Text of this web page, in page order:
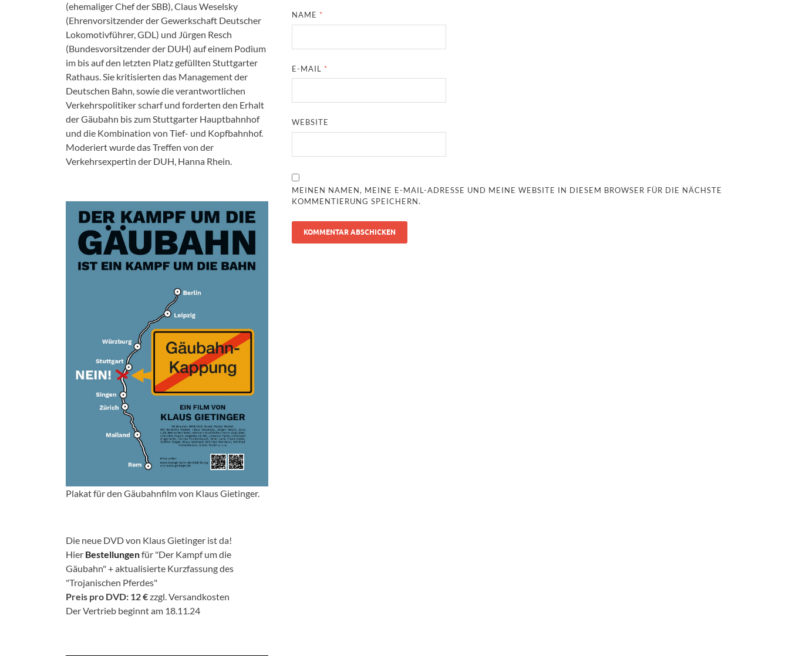
NAME *
E-MAIL *
WEBSITE
MEINEN NAMEN, MEINE E-MAIL-ADRESSE UND MEINE WEBSITE IN DIESEM BROWSER FÜR DIE NÄCHSTE
KOMMENTIERUNG SPEICHERN.
(ehemaliger Chef der SBB), Claus Weselsky
(Ehrenvorsitzender der Gewerkschaft Deutscher
Lokomotivführer, GDL) und Jürgen Resch
(Bundesvorsitzender der DUH) auf einem Podium
im bis auf den letzten Platz gefüllten Stuttgarter
Rathaus. Sie kritisierten das Management der
Deutschen Bahn, sowie die verantwortlichen
Verkehrspolitiker scharf und forderten den Erhalt
der Gäubahn bis zum Stuttgarter Hauptbahnhof
und die Kombination von Tief- und Kopfbahnhof.
Moderiert wurde das Treffen von der
Verkehrsexpertin der DUH, Hanna Rhein.
Plakat für den Gäubahnfilm von Klaus Gietinger.
Die neue DVD von Klaus Gietinger ist da!
Hier Bestellungenfür "Der Kampf um die
Gäubahn" + aktualisierte Kurzfassung des
"Trojanischen Pferdes"
Preis pro DVD: 12 €zzgl. Versandkosten
Der Vertrieb beginnt am 18.11.24